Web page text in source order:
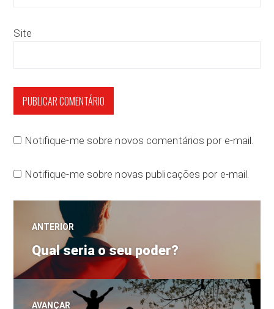
Site
Notifique-me sobre novos comentários por e-mail.
Notifique-me sobre novas publicações por e-mail.
Navegação
de
Post
ANTERIOR
Post
anterior:
Qual seria o seu poder?
AVANÇAR